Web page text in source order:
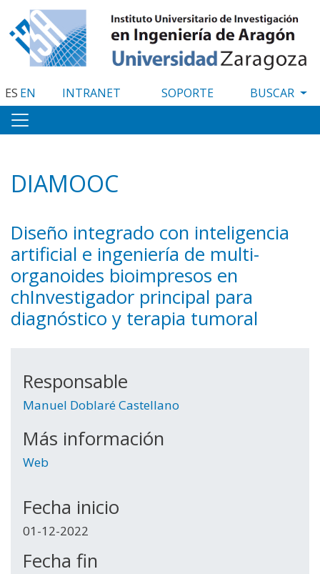
al
contenido
principal
ES EN INTRANET SOPORTE
DIAMOOC
Diseño integrado con inteligencia
artificial e ingeniería de multi-
organoides bioimpresos en
chInvestigador principal para
diagnóstico y terapia tumoral
Responsable
Manuel Doblaré Castellano
Más información
Web
Fecha inicio
01-12-2022
Fecha fin